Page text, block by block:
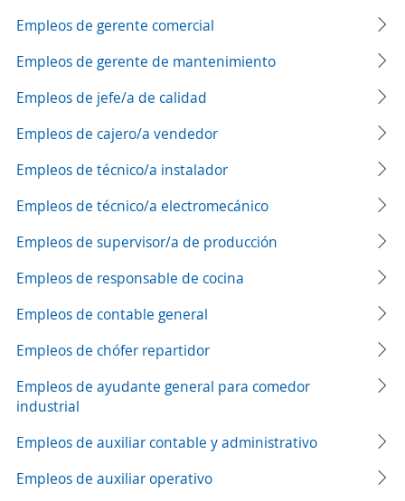
Empleos de gerente comercial
Empleos de gerente de mantenimiento
Empleos de jefe/a de calidad
Empleos de cajero/a vendedor
Empleos de técnico/a instalador
Empleos de técnico/a electromecánico
Empleos de supervisor/a de producción
Empleos de responsable de cocina
Empleos de contable general
Empleos de chófer repartidor
Empleos de ayudante general para comedor
industrial
Empleos de auxiliar contable y administrativo
Empleos de auxiliar operativo